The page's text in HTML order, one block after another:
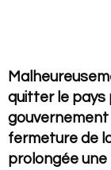
quitter le pays
gouvernement
fermeture de
prolongée une